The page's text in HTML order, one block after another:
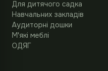
Для дитячого садка
Навчальних закладів
Аудиторні дошки
М'які меблі
ОДЯГ